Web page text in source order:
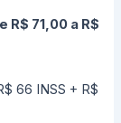
R$ 71,00 a R$
66 INSS + R$